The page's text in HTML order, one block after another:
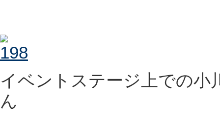
イベントステージ上での小
ん